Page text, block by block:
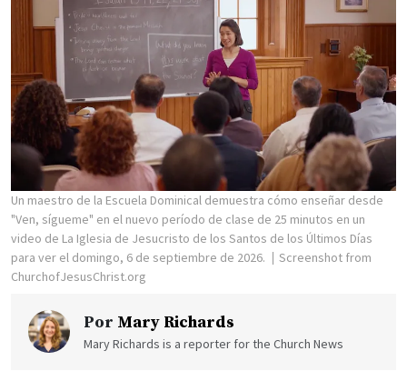
Un maestro de la Escuela Dominical demuestra cómo enseñar desde
"Ven, sígueme" en el nuevo período de clase de 25 minutos en un
video de La Iglesia de Jesucristo de los Santos de los Últimos Días
para ver el domingo, 6 de septiembre de 2026.
Screenshot from
ChurchofJesusChrist.org
Por Mary Richards
Mary Richards is a reporter for the Church News